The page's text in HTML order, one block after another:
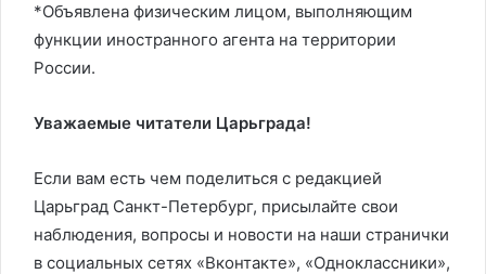
*Объявлена физическим лицом, выполняющим
функции иностранного агента на территории
России.
Уважаемые читатели Царьграда!
Если вам есть чем поделиться с редакцией
Царьград Санкт-Петербург, присылайте свои
наблюдения, вопросы и новости на наши странички
в социальных сетях «Вконтакте», «Одноклассники»,